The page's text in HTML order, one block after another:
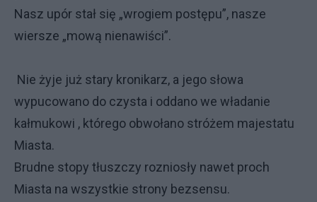
Nasz upór stał się „wrogiem postępu”, nasze
wiersze „mową nienawiści”.
Nie żyje już stary kronikarz, a jego słowa
wypucowano do czysta i oddano we władanie
kałmukowi , którego obwołano stróżem majestatu
Miasta.
Brudne stopy tłuszczy rozniosły nawet proch
Miasta na wszystkie strony bezsensu.